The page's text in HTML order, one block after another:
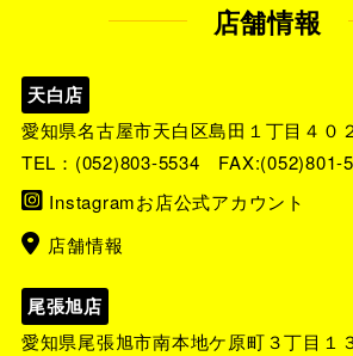
店舗情報
天白店
愛知県名古屋市天白区島田１丁目４０
TEL： (052)803-5534 FAX:(052)801-
Instagramお店公式アカウント
店舗情報
尾張旭店
愛知県尾張旭市南本地ケ原町３丁目１